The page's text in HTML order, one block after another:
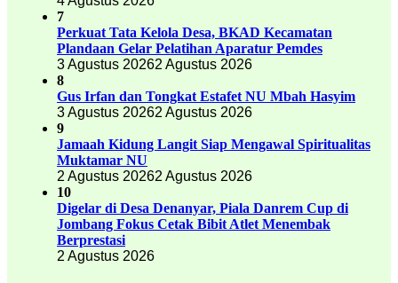
7
Perkuat Tata Kelola Desa, BKAD Kecamatan
Plandaan Gelar Pelatihan Aparatur Pemdes
3 Agustus 20262 Agustus 2026
8
Gus Irfan dan Tongkat Estafet NU Mbah Hasyim
3 Agustus 20262 Agustus 2026
9
Jamaah Kidung Langit Siap Mengawal Spiritualitas
Muktamar NU
2 Agustus 20262 Agustus 2026
10
Digelar di Desa Denanyar, Piala Danrem Cup di
Jombang Fokus Cetak Bibit Atlet Menembak
Berprestasi
2 Agustus 2026